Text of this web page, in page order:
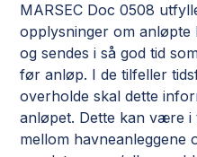
MARSEC Doc 0508
opplysninger om anløpte
og sendes i så god tid
før anløp. I de tilfeller
overholde skal dette
anløpet. Dette kan være
mellom havneanleggene